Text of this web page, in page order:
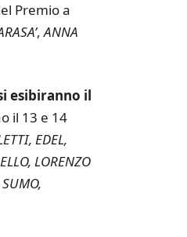
Premio a
,ANNA
esibiranno il
il 13 e 14
EDEL,
LORENZO